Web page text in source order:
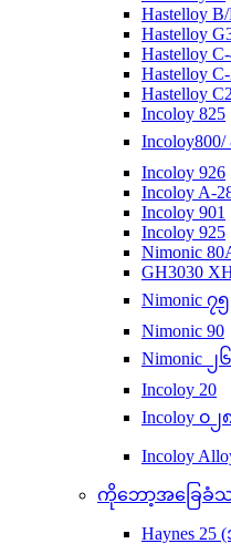
Hastelloy
Hastelloy
Hastelloy
Hastelloy
Hastelloy
Incoloy 825
Incoloy 926
Incoloy A-
Incoloy 901
Incoloy 925
Nimonic
GH3030
Nimonic ၇၅
Nimonic 90
Nimonic ၂
Incoloy 20
Incoloy ၀၂
Incoloy
ကိုဘော့အခြေခံ
Haynes